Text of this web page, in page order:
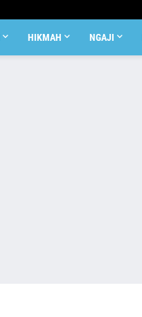
HIKMAH NGAJI